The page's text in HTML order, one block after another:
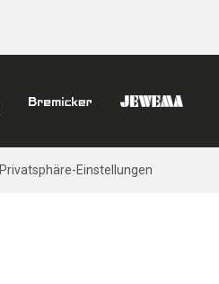
Privatsphäre-Einstellungen